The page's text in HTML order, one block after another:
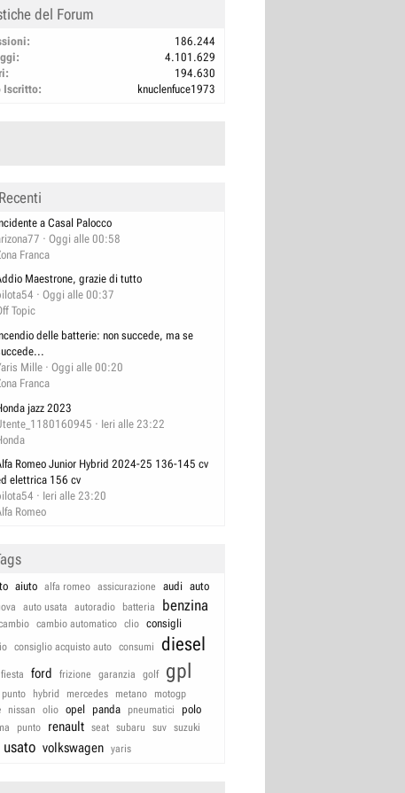
del Forum
186.244
4.101.629
194.630
Iscritto
knuclenfuce1973
a Casal Palocco
Oggi alle 00:58
Franca
Maestrone, grazie di tutto
Oggi alle 00:37
Topic
delle batterie: non succede, ma se
Mille
Oggi alle 00:20
Franca
jazz 2023
Ieri alle 23:22
Romeo Junior Hybrid 2024-25 136-145 cv
elettrica 156 cv
Ieri alle 23:20
Romeo
aiuto alfa romeo assicurazione audi auto
auto usata autoradio batteria benzina
cambio automatico clio consigli
consiglio acquisto auto consumi diesel
fiesta ford frizione garanzia golf gpl
hybrid mercedes metano motogp
nissan olio opel panda pneumatici polo
punto renault seat subaru suv suzuki
usato volkswagen yaris